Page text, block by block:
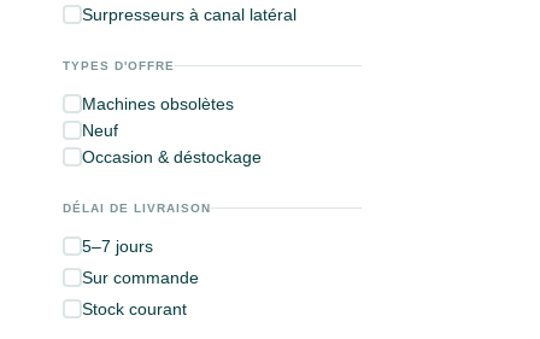
Surpresseurs à canal latéral
TYPES D'OFFRE
Machines obsolètes
Neuf
Occasion & déstockage
DÉLAI DE LIVRAISON
5–7 jours
Sur commande
Stock courant